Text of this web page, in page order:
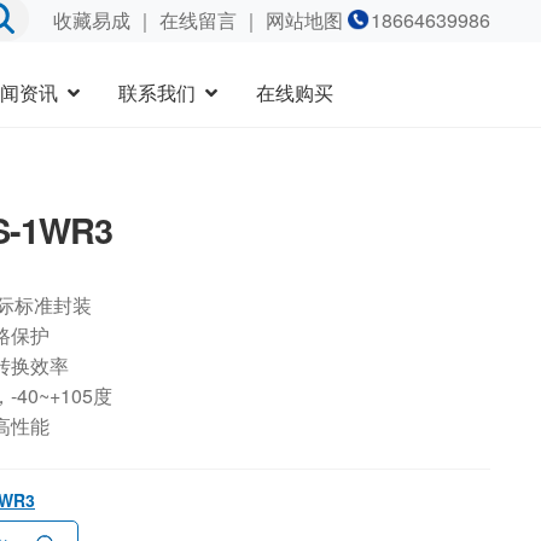
收藏易成｜ 在线留言｜ 网站地图 18664639986
资讯 联系我们 在线购买
1WR3
标准封装
保护
换效率
-40~+105度
性能